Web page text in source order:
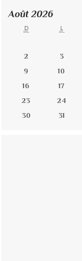
Août 2026
D L
2
3
9
10
16
17
23
24
30
31